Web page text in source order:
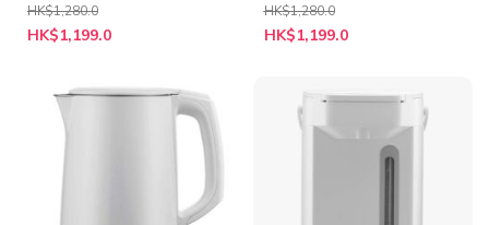
HK$1,280.0
特
殊
HK$1,199.0
HK$1,280.0
特
殊
HK$1,199.0